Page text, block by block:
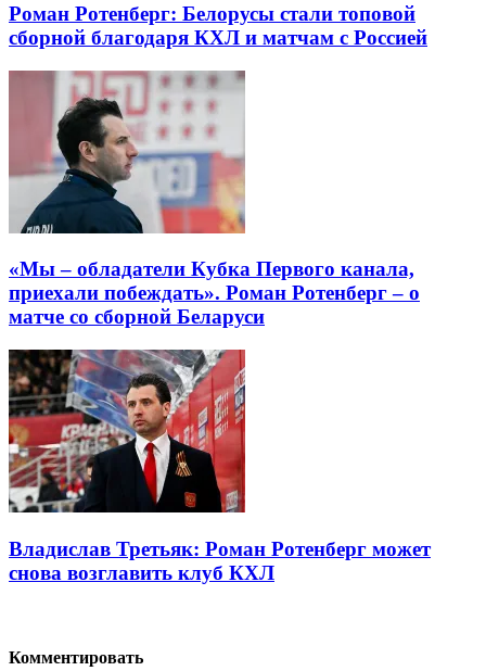
Роман Ротенберг: Белорусы стали топовой
сборной благодаря КХЛ и матчам с Россией
«Мы – обладатели Кубка Первого канала,
приехали побеждать». Роман Ротенберг – о
матче со сборной Беларуси
Владислав Третьяк: Роман Ротенберг может
снова возглавить клуб КХЛ
Комментировать